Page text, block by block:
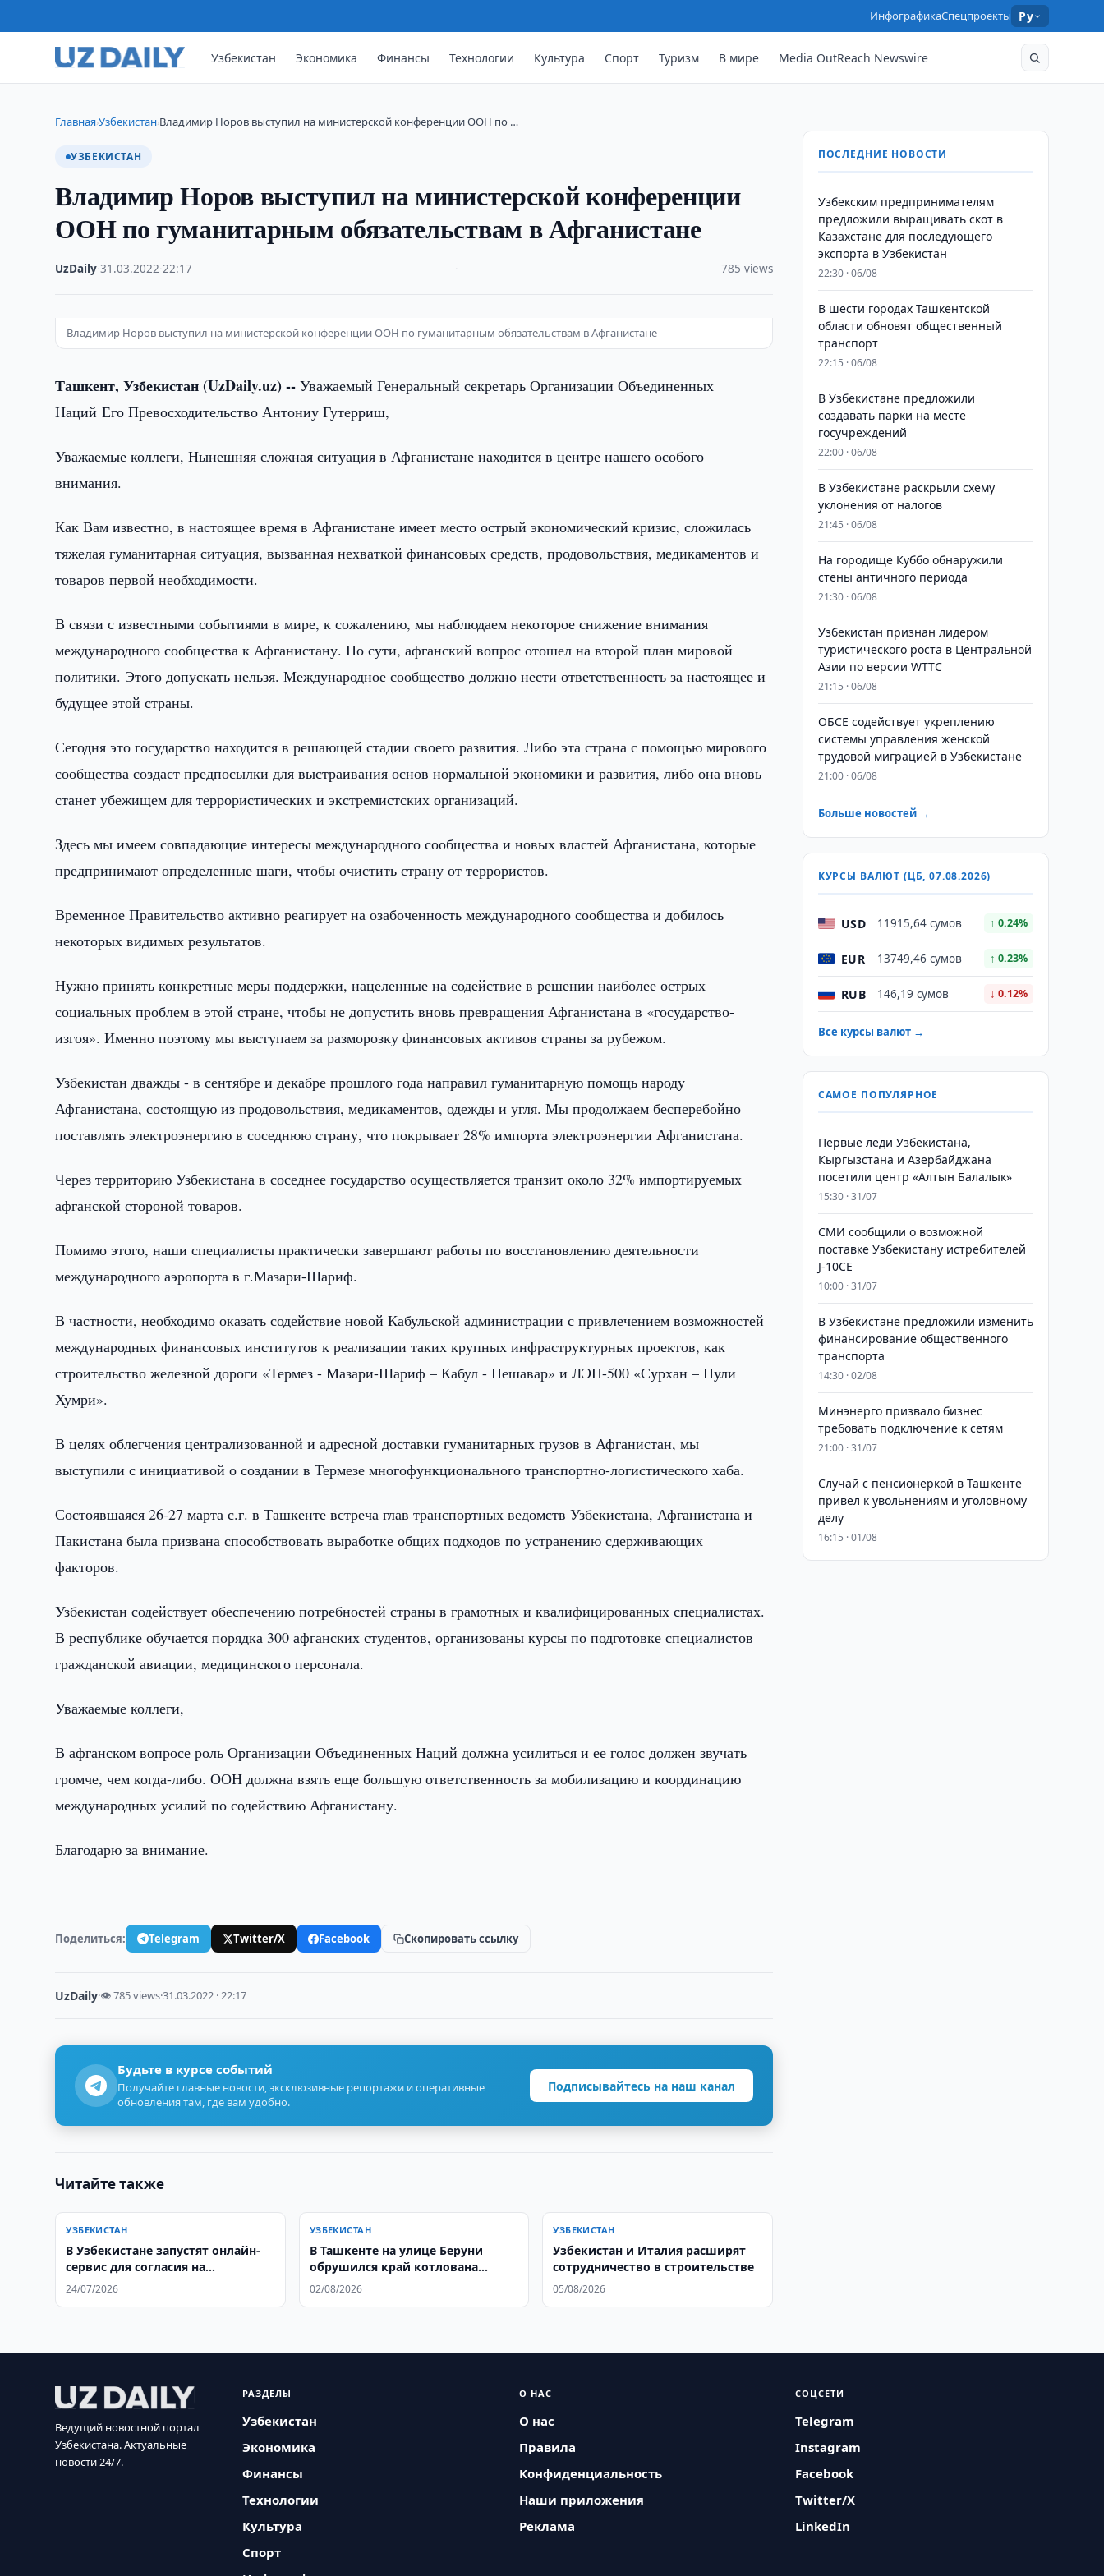
ИнфографикаСпецпроекты Ру
Узбекистан Экономика Финансы Технологии Культура Спорт Туризм В мире Media OutReach Newswire
Главная›Узбекистан›Владимир Норов выступил на министерской конференции ООН по …
УЗБЕКИСТАН
Владимир Норов выступил на министерской конференции
ООН по гуманитарным обязательствам в Афганистане
UzDaily ·31.03.2022 ·22:17 785 views
Владимир Норов выступил на министерской конференции ООН по гуманитарным обязательствам в Афганистане
Ташкент, Узбекистан (UzDaily.uz) -- Уважаемый Генеральный секретарь Организации Объединенных
Наций Его Превосходительство Антониу Гутерриш,
Уважаемые коллеги, Нынешняя сложная ситуация в Афганистане находится в центре нашего особого
внимания.
Как Вам известно, в настоящее время в Афганистане имеет место острый экономический кризис, сложилась
тяжелая гуманитарная ситуация, вызванная нехваткой финансовых средств, продовольствия, медикаментов и
товаров первой необходимости.
В связи с известными событиями в мире, к сожалению, мы наблюдаем некоторое снижение внимания
международного сообщества к Афганистану. По сути, афганский вопрос отошел на второй план мировой
политики. Этого допускать нельзя. Международное сообщество должно нести ответственность за настоящее и
будущее этой страны.
Сегодня это государство находится в решающей стадии своего развития. Либо эта страна с помощью мирового
сообщества создаст предпосылки для выстраивания основ нормальной экономики и развития, либо она вновь
станет убежищем для террористических и экстремистских организаций.
Здесь мы имеем совпадающие интересы международного сообщества и новых властей Афганистана, которые
предпринимают определенные шаги, чтобы очистить страну от террористов.
Временное Правительство активно реагирует на озабоченность международного сообщества и добилось
некоторых видимых результатов.
Нужно принять конкретные меры поддержки, нацеленные на содействие в решении наиболее острых
социальных проблем в этой стране, чтобы не допустить вновь превращения Афганистана в «государство-
изгоя». Именно поэтому мы выступаем за разморозку финансовых активов страны за рубежом.
Узбекистан дважды - в сентябре и декабре прошлого года направил гуманитарную помощь народу
Афганистана, состоящую из продовольствия, медикаментов, одежды и угля. Мы продолжаем бесперебойно
поставлять электроэнергию в соседнюю страну, что покрывает 28% импорта электроэнергии Афганистана.
Через территорию Узбекистана в соседнее государство осуществляется транзит около 32% импортируемых
афганской стороной товаров.
Помимо этого, наши специалисты практически завершают работы по восстановлению деятельности
международного аэропорта в г.Мазари-Шариф.
В частности, необходимо оказать содействие новой Кабульской администрации с привлечением возможностей
международных финансовых институтов к реализации таких крупных инфраструктурных проектов, как
строительство железной дороги «Термез - Мазари-Шариф – Кабул - Пешавар» и ЛЭП-500 «Сурхан – Пули
Хумри».
В целях облегчения централизованной и адресной доставки гуманитарных грузов в Афганистан, мы
выступили с инициативой о создании в Термезе многофункционального транспортно-логистического хаба.
Состоявшаяся 26-27 марта с.г. в Ташкенте встреча глав транспортных ведомств Узбекистана, Афганистана и
Пакистана была призвана способствовать выработке общих подходов по устранению сдерживающих
факторов.
Узбекистан содействует обеспечению потребностей страны в грамотных и квалифицированных специалистах.
В республике обучается порядка 300 афганских студентов, организованы курсы по подготовке специалистов
гражданской авиации, медицинского персонала.
Уважаемые коллеги,
В афганском вопросе роль Организации Объединенных Наций должна усилиться и ее голос должен звучать
громче, чем когда-либо. ООН должна взять еще большую ответственность за мобилизацию и координацию
международных усилий по содействию Афганистану.
Благодарю за внимание.
Поделиться: Telegram Twitter/X Facebook Скопировать ссылку
UzDaily·👁 785 views·31.03.2022 · 22:17
Будьте в курсе событий
Получайте главные новости, эксклюзивные репортажи и оперативные
обновления там, где вам удобно.
Подписывайтесь на наш канал
Читайте также
УЗБЕКИСТАН
В Узбекистане запустят онлайн-
сервис для согласия на
регистрацию жилья
24/07/2026
УЗБЕКИСТАН
В Ташкенте на улице Беруни
обрушился край котлована
строящегося дома
02/08/2026
УЗБЕКИСТАН
Узбекистан и Италия расширят
сотрудничество в строительстве
05/08/2026
ПОСЛЕДНИЕ НОВОСТИ
Узбекским предпринимателям
предложили выращивать скот в
Казахстане для последующего
экспорта в Узбекистан
22:30 · 06/08
В шести городах Ташкентской
области обновят общественный
транспорт
22:15 · 06/08
В Узбекистане предложили
создавать парки на месте
госучреждений
22:00 · 06/08
В Узбекистане раскрыли схему
уклонения от налогов
21:45 · 06/08
На городище Куббо обнаружили
стены античного периода
21:30 · 06/08
Узбекистан признан лидером
туристического роста в Центральной
Азии по версии WTTC
21:15 · 06/08
ОБСЕ содействует укреплению
системы управления женской
трудовой миграцией в Узбекистане
21:00 · 06/08
Больше новостей →
КУРСЫ ВАЛЮТ (ЦБ, 07.08.2026)
USD 11915,64 сумов ↑ 0.24%
EUR 13749,46 сумов ↑ 0.23%
RUB 146,19 сумов ↓ 0.12%
Все курсы валют →
САМОЕ ПОПУЛЯРНОЕ
Первые леди Узбекистана,
Кыргызстана и Азербайджана
посетили центр «Алтын Балалык»
15:30 · 31/07
СМИ сообщили о возможной
поставке Узбекистану истребителей
J-10CE
10:00 · 31/07
В Узбекистане предложили изменить
финансирование общественного
транспорта
14:30 · 02/08
Минэнерго призвало бизнес
требовать подключение к сетям
21:00 · 31/07
Случай с пенсионеркой в Ташкенте
привел к увольнениям и уголовному
делу
16:15 · 01/08
Ведущий новостной портал
Узбекистана. Актуальные
новости 24/7.
РАЗДЕЛЫ
Узбекистан
Экономика
Финансы
Технологии
Культура
Спорт
О НАС
О нас
Правила
Конфиденциальность
Наши приложения
Реклама
СОЦСЕТИ
Telegram
Instagram
Facebook
Twitter/X
LinkedIn